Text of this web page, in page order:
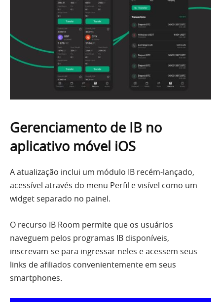
Gerenciamento de IB no
aplicativo móvel iOS
A atualização inclui um módulo IB recém-lançado,
acessível através do menu Perfil e visível como um
widget separado no painel.
O recurso IB Room permite que os usuários
naveguem pelos programas IB disponíveis,
inscrevam-se para ingressar neles e acessem seus
links de afiliados convenientemente em seus
smartphones.